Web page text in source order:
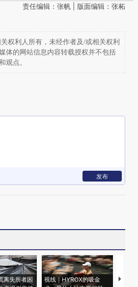
责任编辑：张帆 | 版面编辑：张柘
权利人所有，未经作者及/或相关权利
体的网站信息内容转载授权并不包括
观点。
发布
离失所者困
视线｜HYROX的吸金
马航